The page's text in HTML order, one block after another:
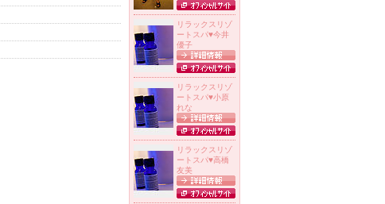
リラックスリゾ
ートスパ♥今井
優子
リラックスリゾ
ートスパ♥小原
れな
リラックスリゾ
ートスパ♥高橋
友美